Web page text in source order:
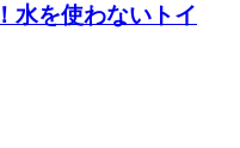
水を使わないトイ